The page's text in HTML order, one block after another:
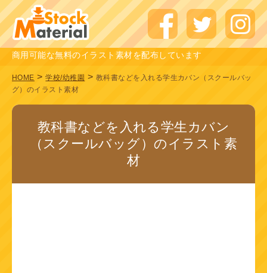
商用可能な無料のイラスト素材を配布しています
HOME >学校/幼稚園 > 教科書などを入れる学生カバン（スクールバッ
グ）のイラスト素材
教科書などを入れる学生カバン
（スクールバッグ）のイラスト素
材